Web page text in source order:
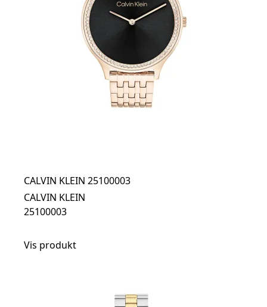
CALVIN KLEIN 25100003
CALVIN KLEIN
25100003
Vis produkt